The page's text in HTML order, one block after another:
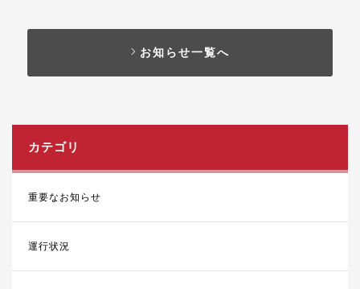
お知らせ一覧へ
カテゴリ
重要なお知らせ
運行状況